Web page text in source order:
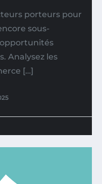
porteurs pour
sous-
Analysez les
[…]